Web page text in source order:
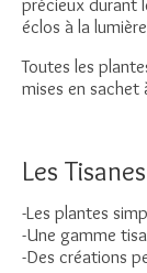
précieux durant
éclos à la
Toutes les
mises en sachet
Les
-Les plantes
-Une gamme
-Des créations